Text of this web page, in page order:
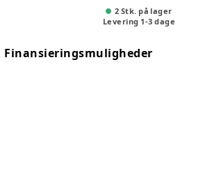
2 Stk. på lager
Levering 1-3 dage
Finansieringsmuligheder